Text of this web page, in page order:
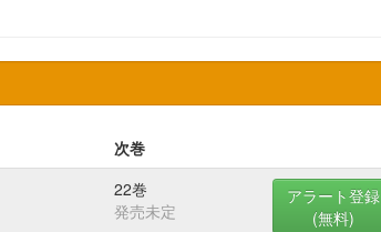
次巻
22巻
発売未定
アラート登録
(無料)